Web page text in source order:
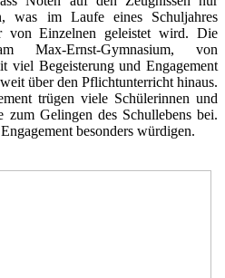
was im Laufe eines Schuljahres
von Einzelnen geleistet wird. Die
Max-Ernst-Gymnasium, von
viel Begeisterung und Engagement
über den Pflichtunterricht hinaus.
trügen viele Schülerinnen und
Gelingen des Schullebens bei.
besonders würdigen.